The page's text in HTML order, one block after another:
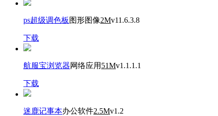
ps超级调色板 图形图像2Mv11.6.3.8
下载
航服宝浏览器网络应用 51Mv1.1.1.1
下载
迷鹿记事本办公软件2.5Mv1.2